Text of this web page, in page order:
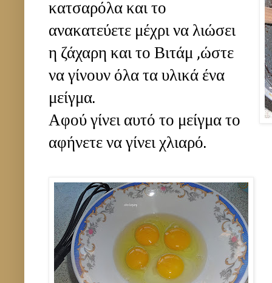
κατσαρόλα και το
ανακατεύετε μέχρι να λιώσει
η ζάχαρη και το Βιτάμ ,ώστε
να γίνουν όλα τα υλικά ένα
μείγμα.
Αφού γίνει αυτό το μείγμα το
αφήνετε να γίνει χλιαρό.